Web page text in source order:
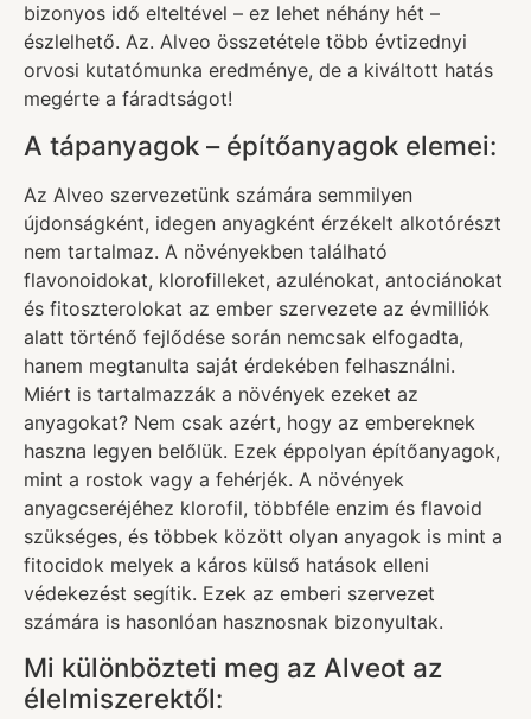
bizonyos idő elteltével – ez lehet néhány hét –
észlelhető. Az. Alveo összetétele több évtizednyi
orvosi kutatómunka eredménye, de a kiváltott hatás
megérte a fáradtságot!
A tápanyagok – építőanyagok elemei:
Az Alveo szervezetünk számára semmilyen
újdonságként, idegen anyagként érzékelt alkotórészt
nem tartalmaz. A növényekben található
flavonoidokat, klorofilleket, azulénokat, antociánokat
és fitoszterolokat az ember szervezete az évmilliók
alatt történő fejlődése során nemcsak elfogadta,
hanem megtanulta saját érdekében felhasználni.
Miért is tartalmazzák a növények ezeket az
anyagokat? Nem csak azért, hogy az embereknek
haszna legyen belőlük. Ezek éppolyan építőanyagok,
mint a rostok vagy a fehérjék. A növények
anyagcseréjéhez klorofil, többféle enzim és flavoid
szükséges, és többek között olyan anyagok is mint a
fitocidok melyek a káros külső hatások elleni
védekezést segítik. Ezek az emberi szervezet
számára is hasonlóan hasznosnak bizonyultak.
Mi különbözteti meg az Alveot az
élelmiszerektől: